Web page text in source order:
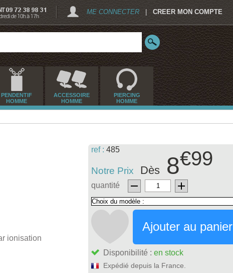
ME CONNECTER CREER MON COMPTE
PENDENTIF
HOMME
ACCESSOIRE
HOMME
PIERCING
HOMME
ref : 485
Notre Prix Dès 8€99
quantité
Ajouter au panier
Disponibilité : en stock
Expédié depuis la France.
ionisation